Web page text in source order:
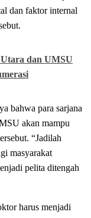
dan faktor internal
dan UMSU
bahwa para sarjana
akan mampu
“Jadilah
masyarakat
pelita ditengah
harus menjadi